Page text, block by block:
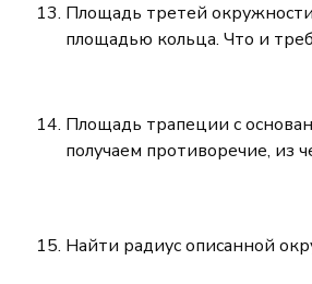
Площадь третей
площадью кольца. Что и
Площадь трапеции с
получаем противоречие, из
Найти радиус описанной